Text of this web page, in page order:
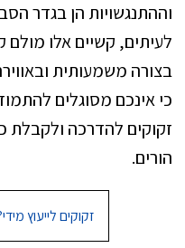
וההתנגשויות הן בגדר
לעיתים, קשיים אלו
בצורה משמעותית
כי אינכם מסוגלים
זקוקים להדרכה ולקבלת
הורים.
זקוקים לייעוץ